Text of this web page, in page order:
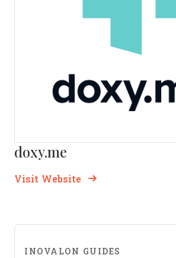
doxy.me
Visit WebsiteOpens New Window
INOVALON GUIDES